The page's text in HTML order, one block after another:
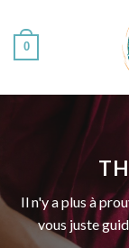
content
0
Il n'y a plus à
vous juste